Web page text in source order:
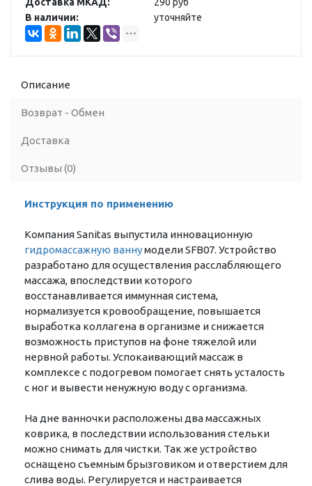
В наличии:
уточняйте
Описание
Возврат - Обмен
Доставка
Отзывы (0)
Инструкция по применению
Компания Sanitas выпустила инновационную
гидромассажную ваннумодели SFB07. Устройство
разработано для осуществления расслабляющего
массажа, впоследствии которого
восстанавливается иммунная система,
нормализуется кровообращение, повышается
выработка коллагена в организме и снижается
возможность приступов на фоне тяжелой или
нервной работы. Успокаивающий массаж в
комплексе с подогревом помогает снять усталость
с ног и вывести ненужную воду с организма.
На дне ванночки расположены два массажных
коврика, в последствии использования стельки
можно снимать для чистки. Так же устройство
оснащено съемным брызговиком и отверстием для
слива воды. Регулируется и настраивается